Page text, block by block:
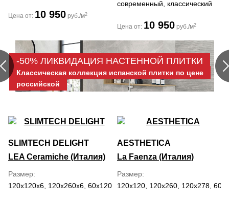
Цена от: 10 950 руб./м2
современный, классический
Цена от: 10 950 руб./м2
-50% ЛИКВИДАЦИЯ НАСТЕННОЙ ПЛИТКИ
Классическая коллекция испанской плитки по цене
российской
SLIMTECH DELIGHT
LEA Ceramiche (Италия)
Размер
120x120x6, 120x260x6, 60x120x6
AESTHETICA
La Faenza (Италия)
Размер
120x120, 120x260, 120x278,